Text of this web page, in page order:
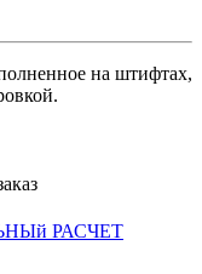
на штифтах,
РАСЧЕТ